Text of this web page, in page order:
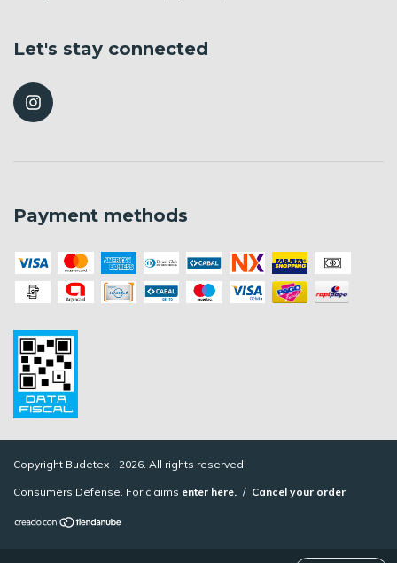
Let's stay connected
Payment methods
Copyright Budetex - 2026. All rights reserved.
Consumers Defense. For claims enter here. / Cancel your order